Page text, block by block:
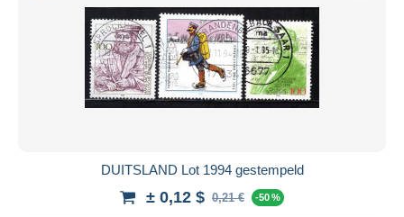
DUITSLAND Lot 1994 gestempeld
± 0,12 $ 0,21 € -50 %